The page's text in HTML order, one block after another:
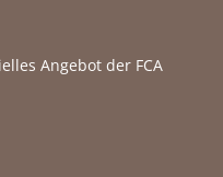
Angebot der FCA